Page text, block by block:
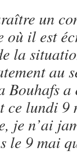
un
où il est
la
au
Bouhafs
lundi 9
je n’ai
le 9 mai